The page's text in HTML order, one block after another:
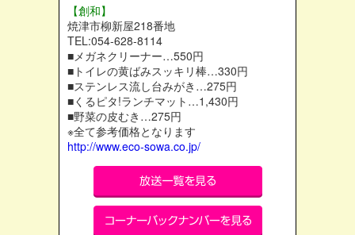
【創和】
焼津市柳新屋218番地
TEL:054-628-8114
■メガネクリーナー…550円
■トイレの黄ばみスッキリ棒…330円
■ステンレス流し台みがき…275円
■くるピタ!ランチマット…1,430円
■野菜の皮むき…275円
※全て参考価格となります
http://www.eco-sowa.co.jp/